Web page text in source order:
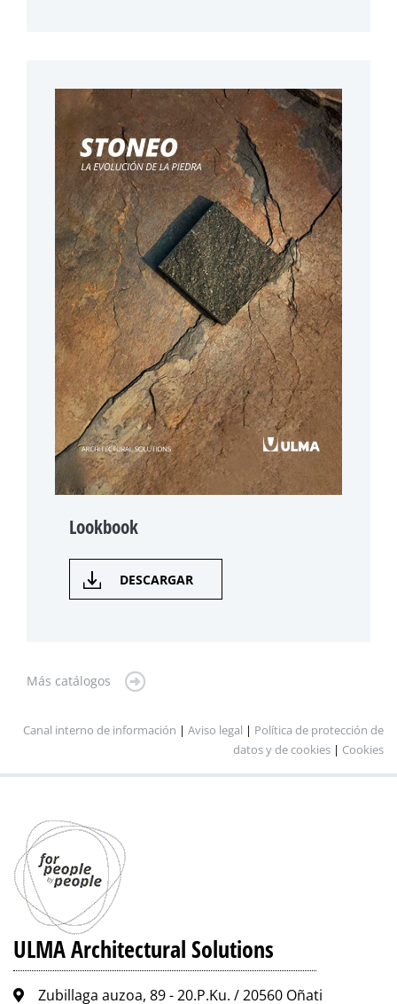
Lookbook
DESCARGAR
Más catálogos
Canal interno de información | Aviso legal | Política de protección de
datos y de cookies | Cookies
ULMA Architectural Solutions
Zubillaga auzoa, 89 - 20.P.Ku. / 20560 Oñati